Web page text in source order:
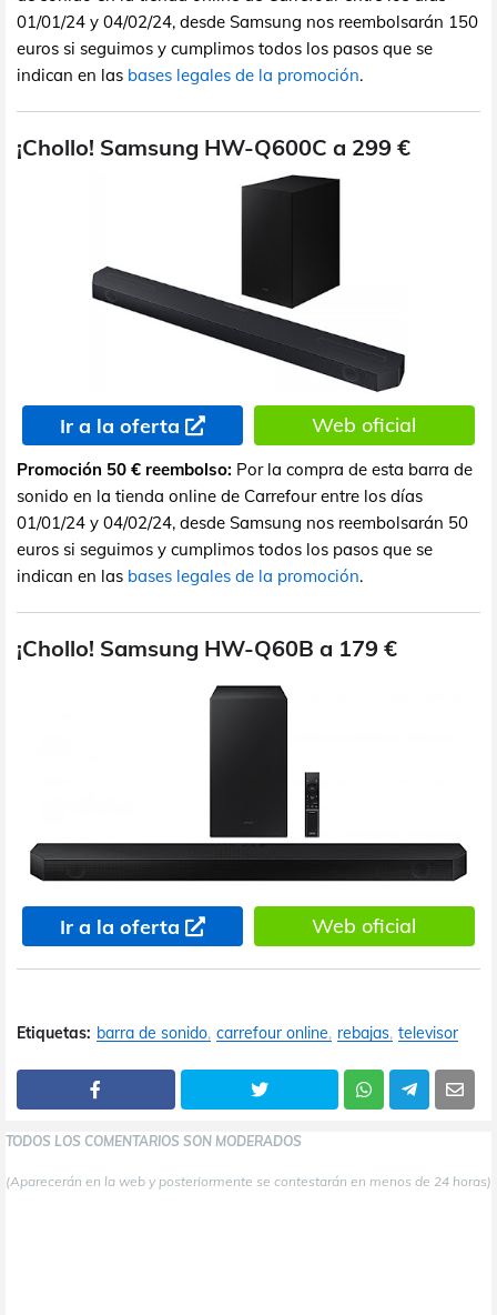
01/01/24 y 04/02/24, desde Samsung nos reembolsarán 150
euros si seguimos y cumplimos todos los pasos que se
indican en las bases legales de la promoción.
¡Chollo! Samsung HW-Q600C a 299 €
Ir a la oferta Web oficial
Promoción 50 € reembolso: Por la compra de esta barra de
sonido en la tienda online de Carrefour entre los días
01/01/24 y 04/02/24, desde Samsung nos reembolsarán 50
euros si seguimos y cumplimos todos los pasos que se
indican en las bases legales de la promoción.
¡Chollo! Samsung HW-Q60B a 179 €
Ir a la oferta Web oficial
Etiquetas: barra de sonido carrefour online rebajas televisor
TODOS LOS COMENTARIOS SON MODERADOS
(Aparecerán en la web y posteriormente se contestarán en menos de 24 horas)